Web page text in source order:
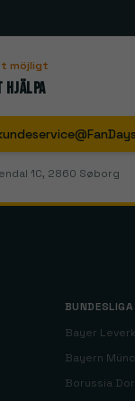
möjligt
hjälpa
1C, 2860 Søborg
BUNDESLIGA
Bayer
Bayern
Borussia